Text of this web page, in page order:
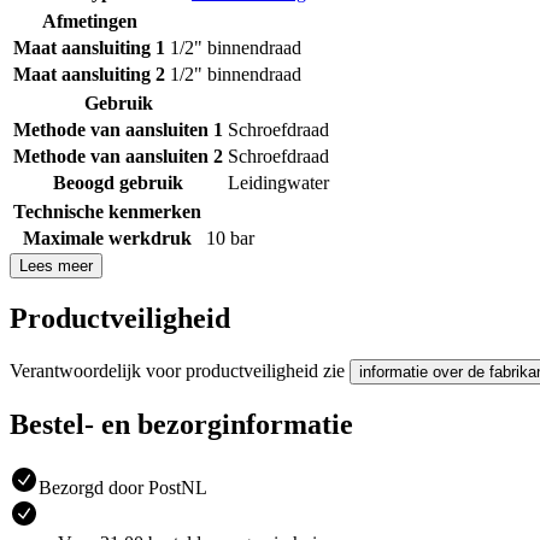
Afmetingen
Maat aansluiting 1 1/2" binnendraad
Maat aansluiting 2 1/2" binnendraad
Gebruik
Methode van aansluiten 1 Schroefdraad
Methode van aansluiten 2 Schroefdraad
Beoogd gebruik
Leidingwater
Technische kenmerken
Maximale werkdruk
10 bar
Lees meer
Productveiligheid
Verantwoordelijk voor productveiligheid zie informatie over de
Bestel- en bezorginformatie
Bezorgd door PostNL